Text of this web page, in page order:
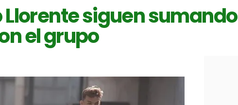
Llorente siguen sumando
el grupo